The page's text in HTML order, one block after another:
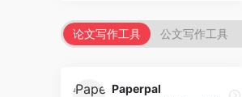
论文写作工具 公文写作工具
Paperpal